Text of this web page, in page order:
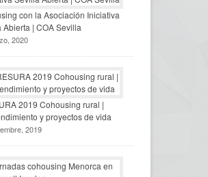
con la Asociación Iniciativa
Abierta | COA Sevilla
2020
2019 Cohousing rural |
y proyectos de vida
2019